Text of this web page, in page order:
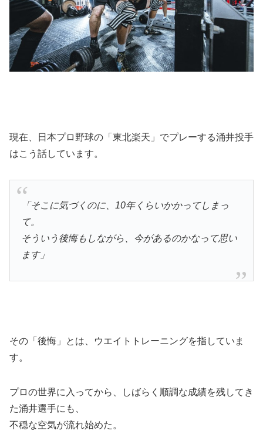
現在、日本プロ野球の「東北楽天」でプレーする涌井投手
はこう話しています。
「そこに気づくのに、10年くらいかかってしまっ
て。
そういう後悔もしながら、今があるのかなって思い
ます」
その「後悔」とは、ウエイトトレーニングを指していま
す。
プロの世界に入ってから、しばらく順調な成績を残してき
た涌井選手にも、
不穏な空気が流れ始めた。